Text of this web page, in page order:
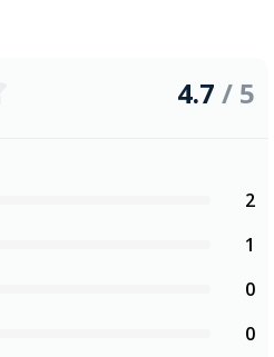
4.7 / 5
2
1
0
0